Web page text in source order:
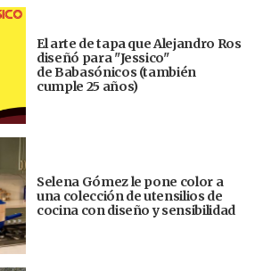
El arte de tapa que Alejandro Ros
diseñó para "Jessico"
de Babasónicos (también
cumple 25 años)
Selena Gómez le pone color a
una colección de utensilios de
cocina con diseño y sensibilidad